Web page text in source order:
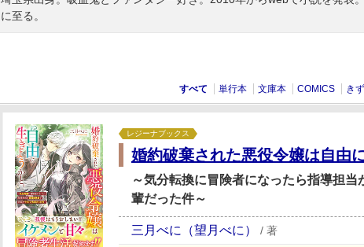
に至る。
すべて 単行本 文庫本 COMICS き
レジーナブックス
婚約破棄された悪役令嬢は自由
～気分転換に冒険者になったら指導担
輩だった件～
三月べに（望月べに） / 著